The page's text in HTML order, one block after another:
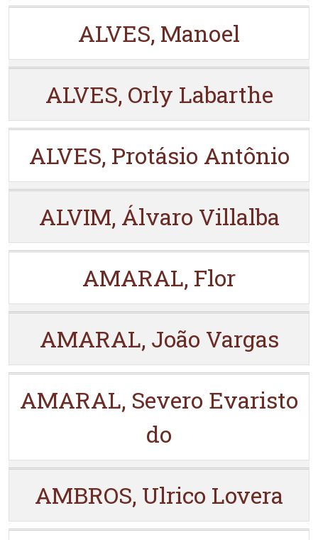
ALVES, Manoel
ALVES, Orly Labarthe
ALVES, Protásio Antônio
ALVIM, Álvaro Villalba
AMARAL, Flor
AMARAL, João Vargas
AMARAL, Severo Evaristo
do
AMBROS, Ulrico Lovera